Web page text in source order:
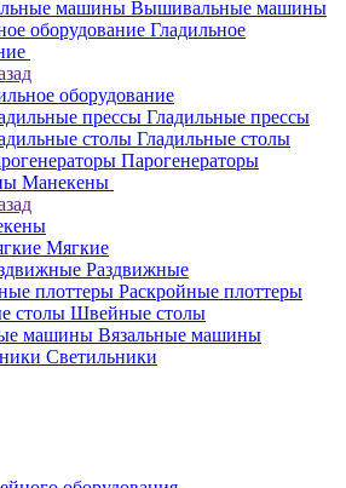
Вышивальные машины
Гладильное
оборудование
Гладильные прессы
Гладильные столы
Парогенераторы
Манекены
Мягкие
Раздвижные
Раскройные плоттеры
Швейные столы
Вязальные машины
Светильники